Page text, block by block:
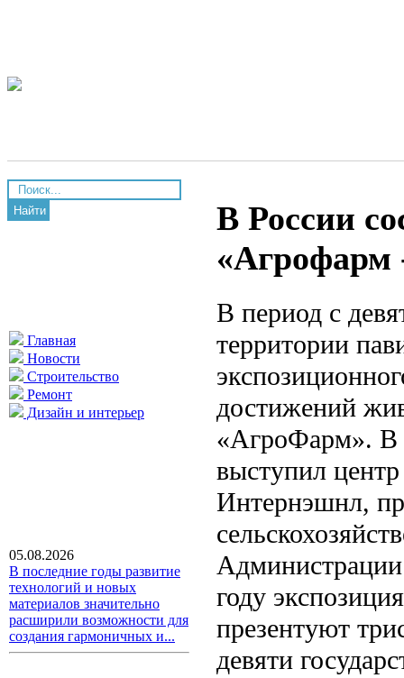
Найти
Главная
Новости
Строительство
Ремонт
Дизайн и интерьер
05.08.2026
В последние годы развитие
технологий и новых
материалов значительно
расширили возможности для
создания гармоничных и...
В России
«Агрофарм
В период с
территории
достижений
«АгроФарм». В
выступил
Интернэшнл,
году
презентуют
девяти